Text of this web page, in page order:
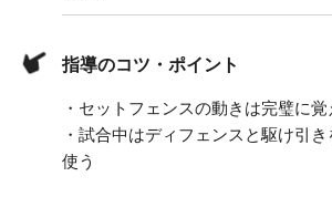
指導のコツ・ポイント
・セットフェンスの動きは完璧に覚
・試合中はディフェンスと駆け引
使う